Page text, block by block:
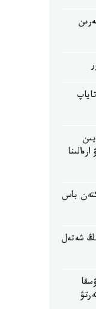
باس
وتپەك بولعان 4 مىڭ شەتەل
42 گرادۋسقا
ەسكەرتۋ